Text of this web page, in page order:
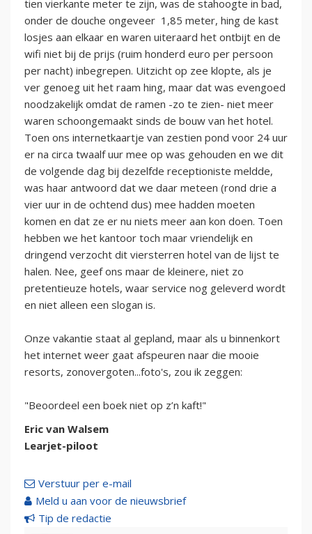
tien vierkante meter te zijn, was de stahoogte in bad,
onder de douche ongeveer 1,85 meter, hing de kast
losjes aan elkaar en waren uiteraard het ontbijt en de
wifi niet bij de prijs (ruim honderd euro per persoon
per nacht) inbegrepen. Uitzicht op zee klopte, als je
ver genoeg uit het raam hing, maar dat was evengoed
noodzakelijk omdat de ramen -zo te zien- niet meer
waren schoongemaakt sinds de bouw van het hotel.
Toen ons internetkaartje van zestien pond voor 24 uur
er na circa twaalf uur mee op was gehouden en we dit
de volgende dag bij dezelfde receptioniste meldde,
was haar antwoord dat we daar meteen (rond drie a
vier uur in de ochtend dus) mee hadden moeten
komen en dat ze er nu niets meer aan kon doen. Toen
hebben we het kantoor toch maar vriendelijk en
dringend verzocht dit viersterren hotel van de lijst te
halen. Nee, geef ons maar de kleinere, niet zo
pretentieuze hotels, waar service nog geleverd wordt
en niet alleen een slogan is.
Onze vakantie staat al gepland, maar als u binnenkort
het internet weer gaat afspeuren naar die mooie
resorts, zonovergoten...foto's, zou ik zeggen:
"Beoordeel een boek niet op z’n kaft!"
Eric van Walsem
Learjet-piloot
Verstuur per e-mail
Meld u aan voor de nieuwsbrief
Tip de redactie